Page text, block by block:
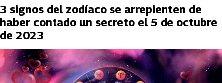
3 signos del zodíaco se arrepienten de
haber contado un secreto el 5 de octubre
de 2023